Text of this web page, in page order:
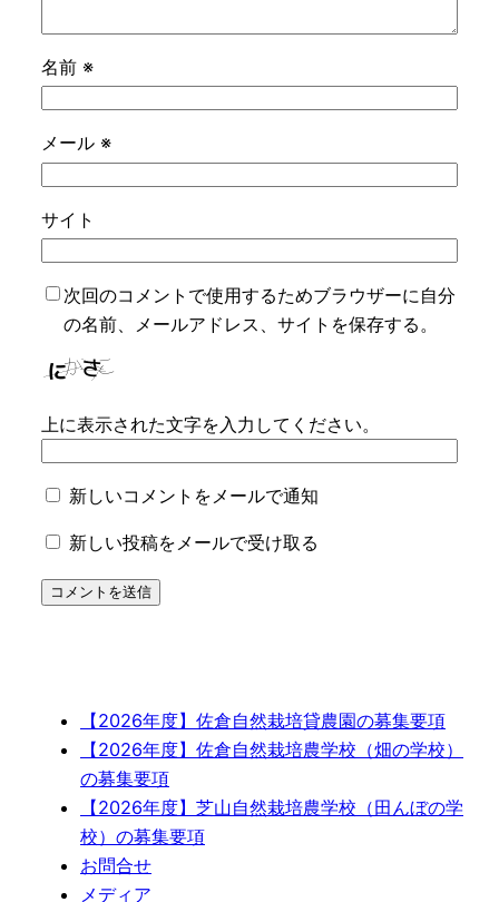
名前 ※
メール ※
サイト
次回のコメントで使用するためブラウザーに自分
の名前、メールアドレス、サイトを保存する。
上に表示された文字を入力してください。
新しいコメントをメールで通知
新しい投稿をメールで受け取る
【2026年度】佐倉自然栽培貸農園の募集要項
【2026年度】佐倉自然栽培農学校（畑の学校）
の募集要項
【2026年度】芝山自然栽培農学校（田んぼの学
校）の募集要項
お問合せ
メディア